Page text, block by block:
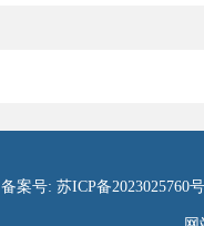
备案号: 苏ICP备2023025760号